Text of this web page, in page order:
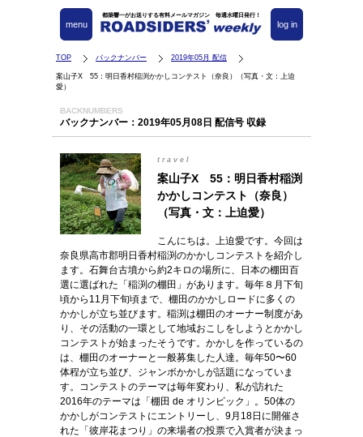
都築響一がお送りする有料メールマガジン 毎週水曜日発行！
log in
menu
TOP バックナンバー 2019年05月 配信
案山子X 55：明日香村稲渕かかしコンテスト（奈良）（写真・文：上迫
愛）
BACKNUMBERS
バックナンバー：2019年05月08日 配信号 収録
travel
案山子X 55：明日香村稲渕
かかしコンテスト（奈良）
（写真・文：上迫愛）
こんにちは。上迫愛です。今回は
奈良県高市郡明日香村稲渕のかかしコンテストを紹介し
ます。石舞台古墳から約2キロの場所に、日本の棚田百
選に選ばれた「稲渕の棚田」があります。毎年８月下旬
頃から11月下旬頃まで、棚田のかかしロードに多くの
かかしが立ち並びます。稲渕は棚田のオーナー制度があ
り、その活動の一環として地域おこしをしようとかかし
コンテストが始まったそうです。かかしを作っているの
は、棚田のオーナーと一般募集した人達。毎年50〜60
体程が立ち並び、ジャンボかかしが話題になっていま
す。コンテストのテーマは毎年変わり、私が訪れた
2016年のテーマは「棚田 de オリンピック」。50体の
かかしがコンテストにエントリーし、9月18日に開催さ
れた「彼岸花まつり」の来場者の投票で入賞者が決まっ